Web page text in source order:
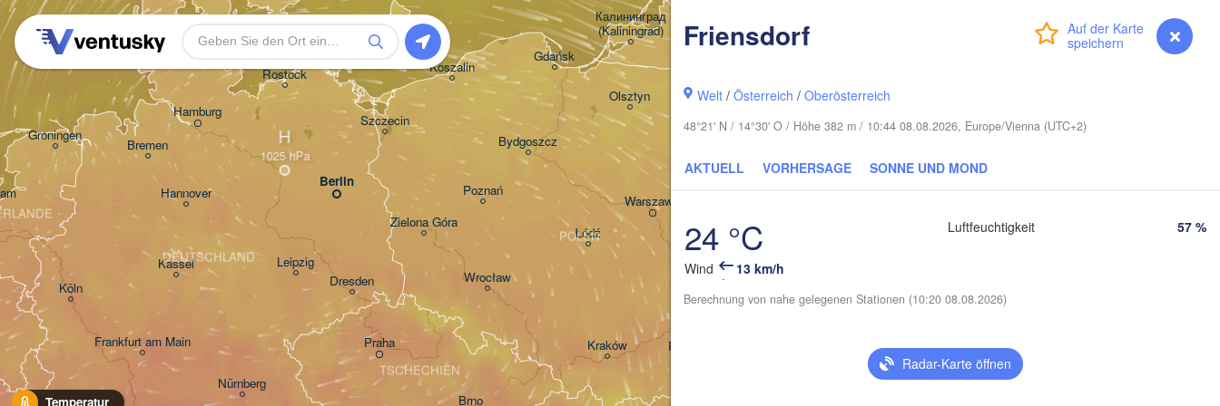
myVentusky Vorhersage
Friensdorf
Welt /Österreich /Oberösterreich
48°21' N / 14°30' O / Höhe 382 m / 10:44 08.08.2026, Europe/Vienna (UTC+2)
AKTUELL VORHERSAGE SONNE UND MOND
24 °C
Wind 13 km/h
Luftfeuchtigkeit 57 %
Berechnung von nahe gelegenen Stationen (10:20 08.08.2026)
Radar-Karte öffnen
Temperatur
Hamburg
Köln
Frankfurt am Main
Bremen
Hannover
Nürnberg
Kassel
Groningen
DEUTSCHLAND
Berlin
Warszawa
Praha Kraków
Łódź
Wrocław
Leipzig
Dresden
Poznań
Rostock
Olsztyn
Rzeszów
Koszalin
Zielona Góra
Szczecin
Gdańsk
Brno
Калининград
(Kaliningrad)
Bydgoszcz
POLEN
TSCHECHIEN
Бабруйск
Баранавічы
Хмельницький
(Khmelnytskyi)
Рівне
(Rivne)
(Salihorsk)
Гродна
(Hrodna)
Вінниця
(Smolensk)
Lublin
BELARUS
H